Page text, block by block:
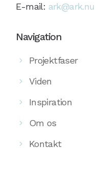
E-mail: ark@ark.nu
Navigation
Projektfaser
Viden
Inspiration
Om os
Kontakt